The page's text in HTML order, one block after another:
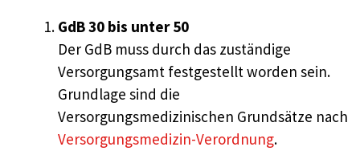
GdB 30 bis unter 50
Der GdB muss durch das zuständige
Versorgungsamt festgestellt worden sein.
Grundlage sind die
Versorgungsmedizinischen Grundsätze nach
Versorgungsmedizin-Verordnung.